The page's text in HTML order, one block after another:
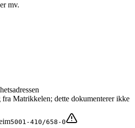
mv.
Matrikkelen; dette dokumenterer ikke
5001-410/658-0